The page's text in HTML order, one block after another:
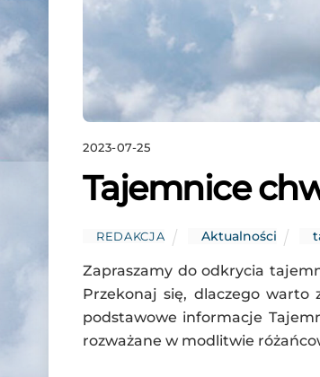
2023-07-25
Tajemnice
REDAKCJA Aktualności
Zapraszamy do odkrycia
Przekonaj się, dlaczego warto
podstawowe informacje
rozważane w modlitwie